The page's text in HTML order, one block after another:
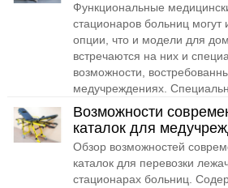
Функциональные
стационаров больниц могут
опции, что и модели для
встречаются на них и
возможности,
медучреждениях.
Возможности
каталок для
Обзор возможностей
каталок для перевозки
стационарах больниц.